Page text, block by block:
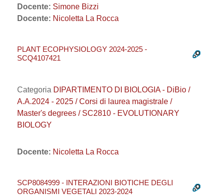
Docente: Simone Bizzi
Docente: Nicoletta La Rocca
PLANT ECOPHYSIOLOGY 2024-2025 -
SCQ4107421
Categoria DIPARTIMENTO DI BIOLOGIA - DiBio /
A.A.2024 - 2025 / Corsi di laurea magistrale /
Master's degrees / SC2810 - EVOLUTIONARY
BIOLOGY
Docente: Nicoletta La Rocca
SCP8084999 - INTERAZIONI BIOTICHE DEGLI
ORGANISMI VEGETALI 2023-2024